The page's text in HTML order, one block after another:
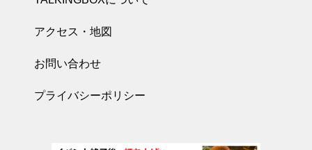
アクセス・地図
お問い合わせ
プライバシーポリシー